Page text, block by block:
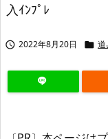
入ｲﾝﾌﾟﾚ
 2022年8月20日  道